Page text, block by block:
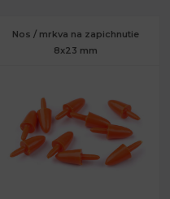
Nos / mrkva na zapichnutie
8x23 mm